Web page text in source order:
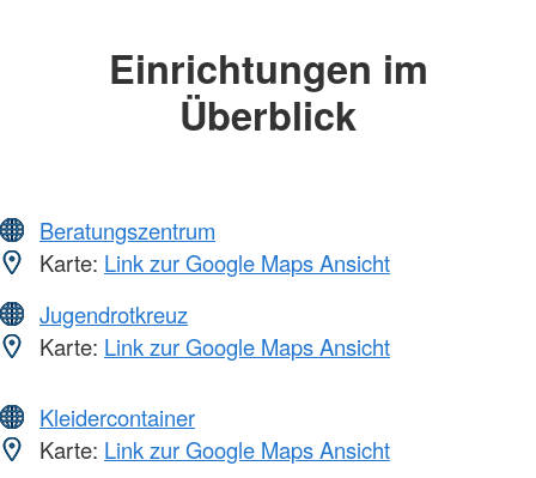
Einrichtungen im
Überblick
Beratungszentrum
Karte: Link zur Google Maps Ansicht
Jugendrotkreuz
Karte: Link zur Google Maps Ansicht
Kleidercontainer
Karte: Link zur Google Maps Ansicht